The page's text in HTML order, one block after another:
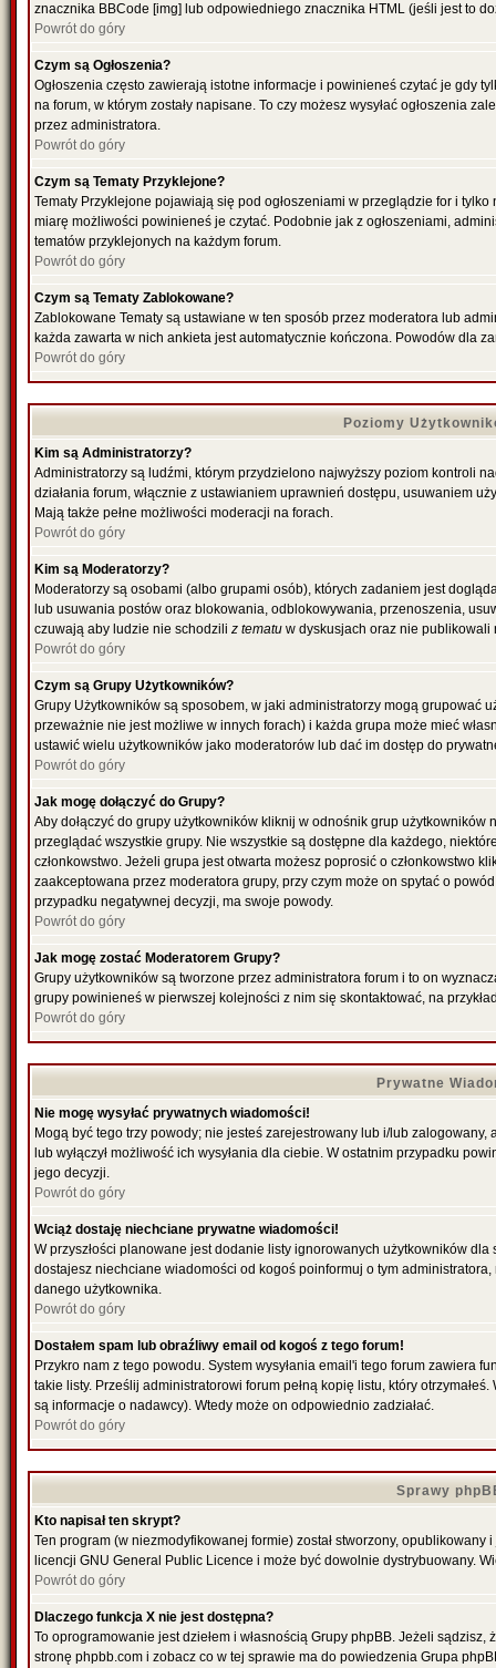
znacznika BBCode [img] lub odpowiedniego znacznika HTML (jeśli jest to
Powrót do góry
Czym są Ogłoszenia?
Ogłoszenia często zawierają istotne informacje i powinieneś czytać je gdy
na forum, w którym zostały napisane. To czy możesz wysyłać ogłoszenia
przez administratora.
Powrót do góry
Czym są Tematy Przyklejone?
Tematy Przyklejone pojawiają się pod ogłoszeniami w przeglądzie for i
miarę możliwości powinieneś je czytać. Podobnie jak z ogłoszeniami,
tematów przyklejonych na każdym forum.
Powrót do góry
Czym są Tematy Zablokowane?
Zablokowane Tematy są ustawiane w ten sposób przez moderatora lub
każda zawarta w nich ankieta jest automatycznie kończona. Powodów dla
Powrót do góry
Poziomy
Kim są Administratorzy?
Administratorzy są ludźmi, którym przydzielono najwyższy poziom kontroli
działania forum, włącznie z ustawianiem uprawnień dostępu, usuwaniem
Mają także pełne możliwości moderacji na forach.
Powrót do góry
Kim są Moderatorzy?
Moderatorzy są osobami (albo grupami osób), których zadaniem jest
lub usuwania postów oraz blokowania, odblokowywania, przenoszenia,
czuwają aby ludzie nie schodzili z tematu w dyskusjach oraz nie publikowali
Powrót do góry
Czym są Grupy Użytkowników?
Grupy Użytkowników są sposobem, w jaki administratorzy mogą grupować
przeważnie nie jest możliwe w innych forach) i każda grupa może mieć
ustawić wielu użytkowników jako moderatorów lub dać im dostęp do
Powrót do góry
Jak mogę dołączyć do Grupy?
Aby dołączyć do grupy użytkowników kliknij w odnośnik grup
przeglądać wszystkie grupy. Nie wszystkie są dostępne dla każdego,
członkowstwo. Jeżeli grupa jest otwarta możesz poprosić o członkowstwo
zaakceptowana przez moderatora grupy, przy czym może on spytać o
przypadku negatywnej decyzji, ma swoje powody.
Powrót do góry
Jak mogę zostać Moderatorem Grupy?
Grupy użytkowników są tworzone przez administratora forum i to on
grupy powinieneś w pierwszej kolejności z nim się skontaktować, na
Powrót do góry
Prywatne
Nie mogę wysyłać prywatnych wiadomości!
Mogą być tego trzy powody; nie jesteś zarejestrowany lub i/lub zalogowany,
lub wyłączył możliwość ich wysyłania dla ciebie. W ostatnim przypadku
jego decyzji.
Powrót do góry
Wciąż dostaję niechciane prywatne wiadomości!
W przyszłości planowane jest dodanie listy ignorowanych użytkowników
dostajesz niechciane wiadomości od kogoś poinformuj o tym
danego użytkownika.
Powrót do góry
Dostałem spam lub obraźliwy email od kogoś z tego forum!
Przykro nam z tego powodu. System wysyłania email'i tego forum zawiera
takie listy. Prześlij administratorowi forum pełną kopię listu, który
są informacje o nadawcy). Wtedy może on odpowiednio zadziałać.
Powrót do góry
Sprawy
Kto napisał ten skrypt?
Ten program (w niezmodyfikowanej formie) został stworzony, opublikowany
licencji GNU General Public Licence i może być dowolnie dystrybuowany.
Powrót do góry
Dlaczego funkcja X nie jest dostępna?
To oprogramowanie jest dziełem i własnością Grupy phpBB. Jeżeli
stronę phpbb.com i zobacz co w tej sprawie ma do powiedzenia Grupa